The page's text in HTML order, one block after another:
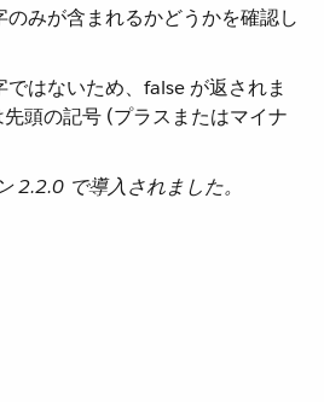
のみが含まれるかどうかを確認し
はないため、false が返されま
頭の記号 (プラスまたはマイナ
2.2.0 で導入されました。